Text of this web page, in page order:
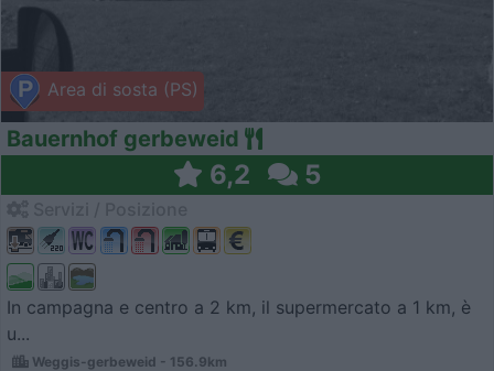
Area di sosta (PS)
Bauernhof gerbeweid
6,2 5
In campagna e centro a 2 km, il supermercato a 1 km, è
u...
Weggis-gerbeweid - 156.9km